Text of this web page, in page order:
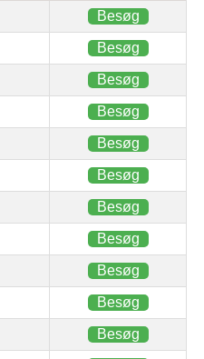
Besøg
Besøg
Besøg
Besøg
Besøg
Besøg
Besøg
Besøg
Besøg
Besøg
Besøg